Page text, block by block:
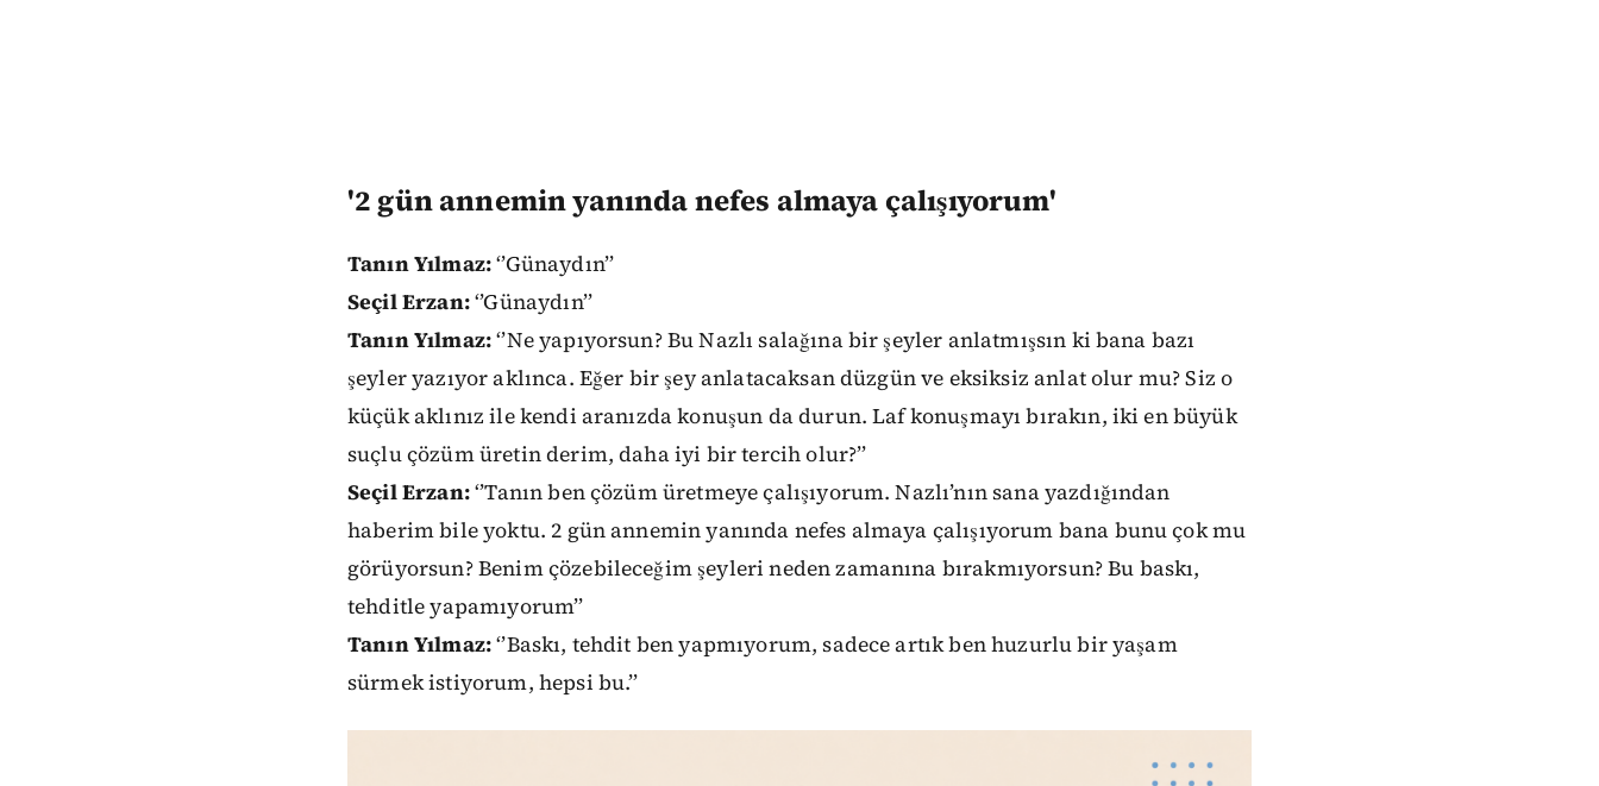
'2 gün annemin yanında nefes almaya çalışıyorum'
Tanın Yılmaz:‘’Günaydın’’
Seçil Erzan:‘’Günaydın’’
Tanın Yılmaz:‘’Ne yapıyorsun? Bu Nazlı salağına bir şeyler anlatmışsın ki bana bazı
şeyler yazıyor aklınca. Eğer bir şey anlatacaksan düzgün ve eksiksiz anlat olur mu? Siz o
küçük aklınız ile kendi aranızda konuşun da durun. Laf konuşmayı bırakın, iki en büyük
suçlu çözüm üretin derim, daha iyi bir tercih olur?’’
Seçil Erzan:‘’Tanın ben çözüm üretmeye çalışıyorum. Nazlı’nın sana yazdığından
haberim bile yoktu. 2 gün annemin yanında nefes almaya çalışıyorum bana bunu çok mu
görüyorsun? Benim çözebileceğim şeyleri neden zamanına bırakmıyorsun? Bu baskı,
tehditle yapamıyorum’’
Tanın Yılmaz:‘’Baskı, tehdit ben yapmıyorum, sadece artık ben huzurlu bir yaşam
sürmek istiyorum, hepsi bu.’’